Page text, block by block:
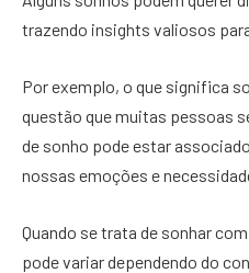
trazendo insights valiosos
Por exemplo, o que significa
questão que muitas pessoas
de sonho pode estar
nossas emoções e
Quando se trata de sonhar
pode variar dependendo do